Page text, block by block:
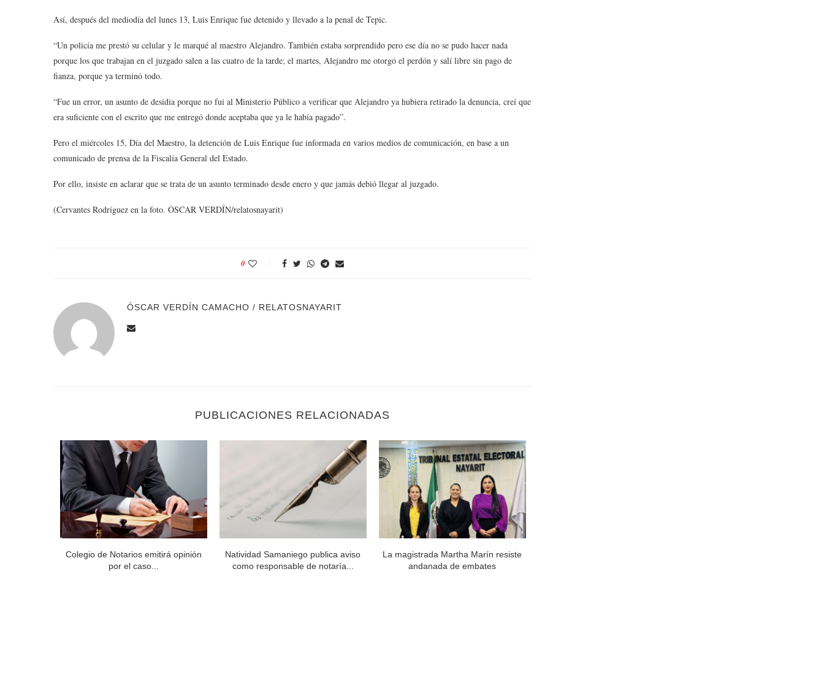
Así, después del mediodía del lunes 13, Luis Enrique fue detenido y llevado a la penal de Tepic.
“Un policía me prestó su celular y le marqué al maestro Alejandro. También estaba sorprendido pero ese día no se pudo hacer nada
porque los que trabajan en el juzgado salen a las cuatro de la tarde; el martes, Alejandro me otorgó el perdón y salí libre sin pago de
fianza, porque ya terminó todo.
“Fue un error, un asunto de desidia porque no fui al Ministerio Público a verificar que Alejandro ya hubiera retirado la denuncia, creí que
era suficiente con el escrito que me entregó donde aceptaba que ya le había pagado”.
Pero el miércoles 15, Día del Maestro, la detención de Luis Enrique fue informada en varios medios de comunicación, en base a un
comunicado de prensa de la Fiscalía General del Estado.
Por ello, insiste en aclarar que se trata de un asunto terminado desde enero y que jamás debió llegar al juzgado.
(Cervantes Rodríguez en la foto. ÓSCAR VERDÍN/relatosnayarit)
0
ÓSCAR VERDÍN CAMACHO / RELATOSNAYARIT
PUBLICACIONES RELACIONADAS
Colegio de Notarios emitirá opinión
por el caso...
Natividad Samaniego publica aviso
como responsable de notaría...
La magistrada Martha Marín resiste
andanada de embates